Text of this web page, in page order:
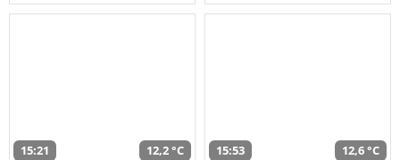
15:21 12,2 °C 15:53 12,6 °C